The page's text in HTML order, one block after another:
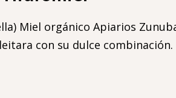
Miel orgánico Apiarios
con su dulce